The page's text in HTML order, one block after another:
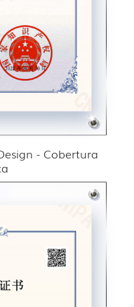
- Cobertura